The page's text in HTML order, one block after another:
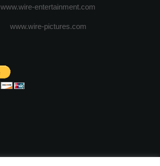
www.wire-entertainment.com
www.wire-pictures.com